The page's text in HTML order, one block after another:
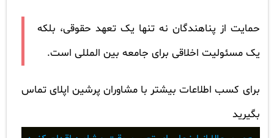
حمایت از پناهندگان نه تنها یک تعهد حقوقی، بلکه
یک مسئولیت اخلاقی برای جامعه بین المللی است.
برای کسب اطلاعات بیشتر با مشاوران پرشین اپلای تماس
بگیرید